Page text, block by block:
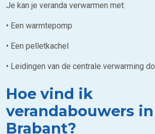
Je kan je veranda verwarmen met:
• Een warmtepomp
• Een pelletkachel
• Leidingen van de centrale verwarming
Hoe vind ik
verandabouwers
Brabant?